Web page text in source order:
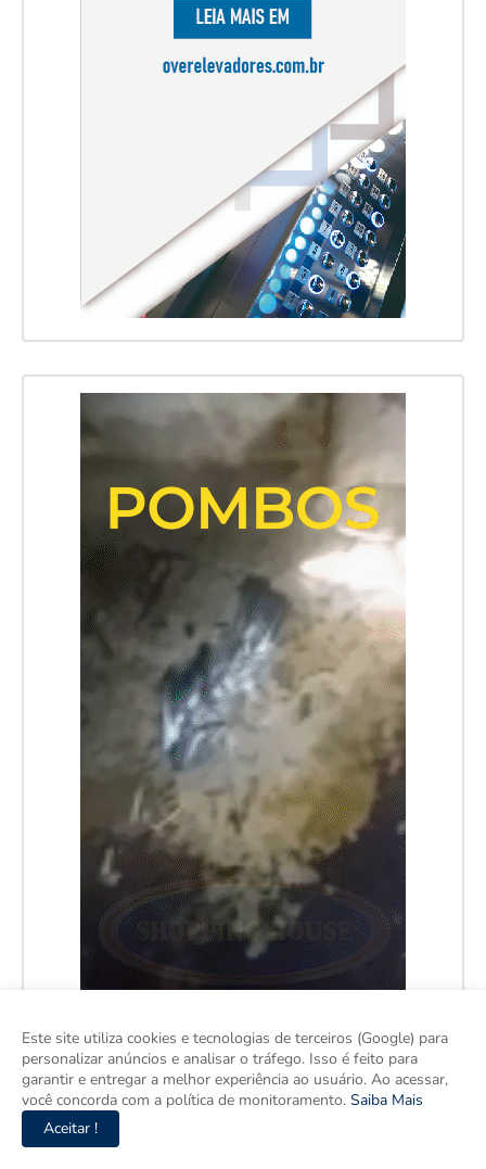
Este site utiliza cookies e tecnologias de terceiros (Google) para
personalizar anúncios e analisar o tráfego. Isso é feito para
garantir e entregar a melhor experiência ao usuário. Ao acessar,
você concorda com a política de monitoramento. Saiba Mais
Aceitar !